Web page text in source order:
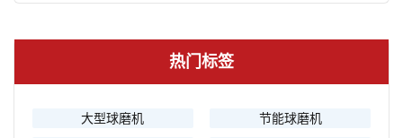
热门标签
大型球磨机
节能球磨机